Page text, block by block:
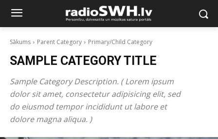
Sākums Parent Category Primary/Child Category
SAMPLE CATEGORY TITLE
Sample Category Description. ( Lorem ipsum
dolor sit amet, consectetur adipisicing elit, sed
do eiusmod tempor incididunt ut labore et
dolore magna aliqua. )